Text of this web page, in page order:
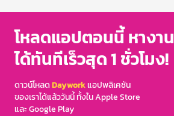
of
โหลดแอปตอนนี้ หางาน
ได้ทันทีเร็วสุด 1 ชั่วโมง!
ดาวน์โหลดDayworkแอปพลิเคชัน
ของเราได้แล้ววันนี้ ทั้งใน Apple Store
และ Google Play